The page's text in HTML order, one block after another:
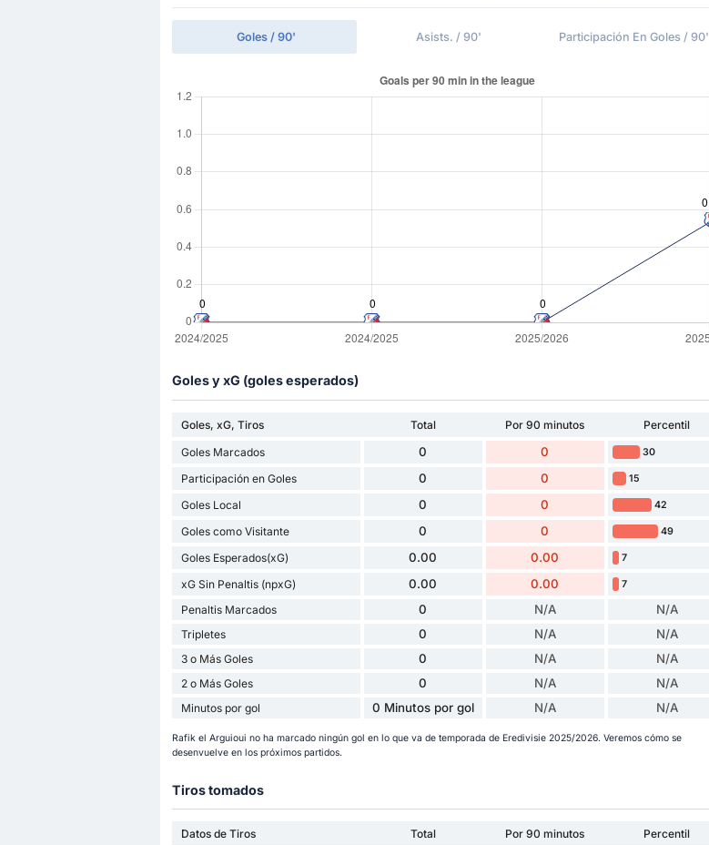
Goles / 90' Asists. / 90' Participación En Goles / 90'
Goles y xG (goles esperados)
Goles, xG, Tiros Total Por 90 minutos
Percentil
Goles Marcados
0 0 30
Participación en Goles 0 0 15
Goles Local 0 0 42
Goles como Visitante 0 0 49
Goles Esperados(xG) 0.00 0.00 7
xG Sin Penaltis (npxG) 0.00 0.00 7
Penaltis Marcados 0 N/A N/A
Tripletes 0 N/A N/A
3 o Más Goles 0 N/A N/A
2 o Más Goles 0 N/A N/A
Minutos por gol 0 Minutos por gol N/A N/A
Rafik el Arguioui no ha marcado ningún gol en lo que va de temporada de Eredivisie 2025/2026. Veremos cómo se
desenvuelve en los próximos partidos.
Tiros tomados
Datos de Tiros Total Por 90 minutos
Percentil